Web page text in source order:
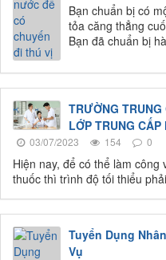
Bạn chuẩn bị có
tỏa căng thẳng
Bạn đã chuẩn bị
TRƯỜNG TRUNG
LỚP TRUNG
03/07/2023 154 0
Hiện nay, để có thể làm
thuốc thì trình độ tối thiểu
Tuyển Dụng
Vụ